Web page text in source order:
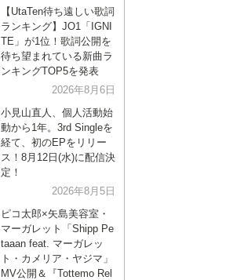
洋楽
ディズニー
【UtaTen待ち遠しい歌詞
ランキング】JO1「IGNI
TE」が1位！歌詞公開を
待ち望まれている新曲ラ
ンキングTOP5を発表
2026年8月6日
小見山直人、個人活動始
動から1年。3rd Singleを
経て、初のEPをリリー
ス！8月12日(水)に配信決
定！
2026年8月5日
ピコ太郎×矢島美容室・
マーガレット「Shipp Pe
taaan feat. マーガレッ
ト・カメリア・ヤジマ」
MV公開＆『Tottemo Rel